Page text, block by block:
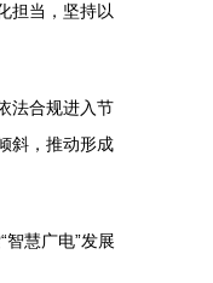
担当，坚持以
法合规进入节
斜，推动形成
慧广电”发展